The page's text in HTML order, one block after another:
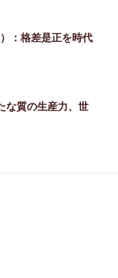
：格差是正を時代
な質の生産力、世